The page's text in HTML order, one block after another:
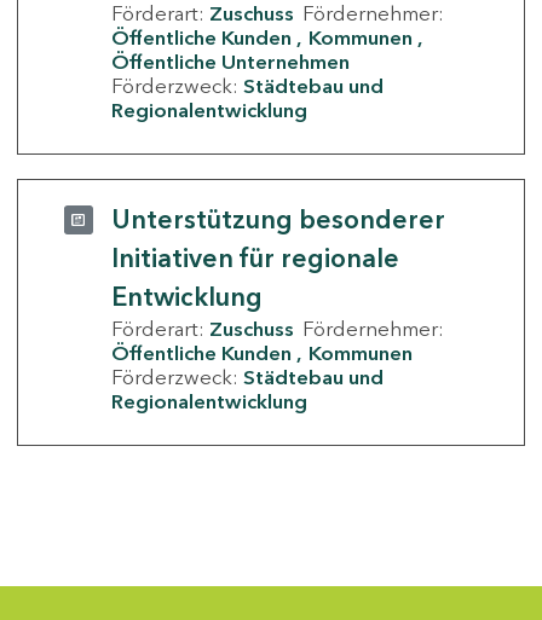
Förderart: Zuschuss Fördernehmer:
Öffentliche Kunden
Kommunen
Öffentliche Unternehmen
Förderzweck: Städtebau und
Regionalentwicklung
Unterstützung besonderer
Initiativen für regionale
Entwicklung
Förderart: Zuschuss Fördernehmer:
Öffentliche Kunden
Kommunen
Förderzweck: Städtebau und
Regionalentwicklung